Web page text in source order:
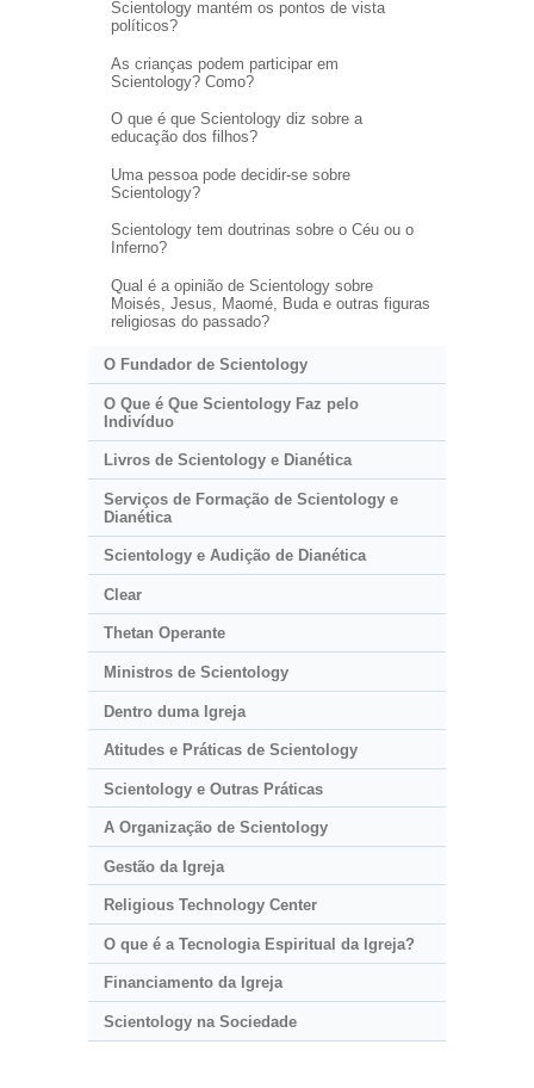
Scientology mantém os pontos de vista
políticos?
As crianças podem participar em
Scientology? Como?
O que é que Scientology diz sobre a
educação dos filhos?
Uma pessoa pode decidir-se sobre
Scientology?
Scientology tem doutrinas sobre o Céu ou o
Inferno?
Qual é a opinião de Scientology sobre
Moisés, Jesus, Maomé, Buda e outras figuras
religiosas do passado?
O Fundador de Scientology
O Que é Que Scientology Faz pelo
Indivíduo
Livros de Scientology e Dianética
Serviços de Formação de Scientology e
Dianética
Scientology e Audição de Dianética
Clear
Thetan Operante
Ministros de Scientology
Dentro duma Igreja
Atitudes e Práticas de Scientology
Scientology e Outras Práticas
A Organização de Scientology
Gestão da Igreja
Religious Technology Center
O que é a Tecnologia Espiritual da Igreja?
Financiamento da Igreja
Scientology na Sociedade